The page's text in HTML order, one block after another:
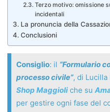
Terzo motivo: omissione
incidentali
La pronuncia della
Conclusioni
Consiglio: il “Formulario
processo civile”, di Lucilla
Shop Maggioliche su
per gestire ogni fase del